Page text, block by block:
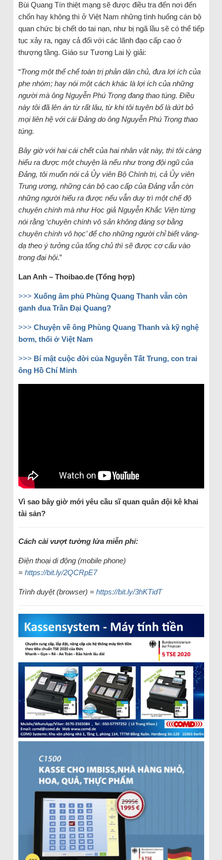
Bùi Quang Tín thiệt mạng sẽ được điều tra đến nơi đến
chốn hay không thì ở Việt Nam những tình huống cán bộ
quan chức bị chết do tai nạn, như bị ngã lầu sẽ có thể tiếp
tục xảy ra, ngay cả đối với các lãnh đạo cấp cao ở
thượng tầng. Giáo sư Tương Lai lý giải:
“Trong một thể chế toàn trị phản dân chủ, đưa lợi ích của
phe nhóm; hay nói một cách khác là lợi ích của những
người mà ông Nguyễn Phú Trọng đang thao túng. Điều
này tôi đã lên án từ rất lâu, từ khi tôi tuyên bố là dứt bỏ
mọi liên hệ với cái Đảng do ông Nguyễn Phú Trọng thao
túng.
Bây giờ với hai cái chết của hai nhân vật này, thì tôi càng
hiểu ra được một chuyện là nếu như trong đội ngũ của
Đảng, tôi muốn nói cả Ủy viên Bộ Chính trị, cả Ủy viên
Trung ương, những cán bộ cao cấp của Đảng vẫn còn
những người hiểu ra được nếu vẫn duy trì một chế độ
chuyên chính mà như Học giả Nguyễn Khắc Viện từng
nói rằng ‘chuyên chính vô sản không đáng sợ bằng
chuyên chính vô học’ để cho những người chỉ biết vâng-
dạ theo ý tưởng của tổng chủ thì sẽ được cơ cấu vào
trong đại hội.”
Lan Anh – Thoibao.de (Tổng hợp)
>>> Xuống âm phủ Phùng Quang Thanh vẫn còn
ganh đua Trần Đại Quang?
>>> Chuyện về ông Phùng Quang Thanh và kỹ nghệ
bơm, thổi ở Việt Nam
>>> Bí mật cuộc đời của Nguyễn Tất Trung, con trai
ông Hồ Chí Minh
Vì sao bây giờ mới yêu cầu sĩ quan quân đội kê khai
tài sản?
Cách cài vượt tường lửa miễn phí:
Điện thoại di động (mobile phone)
= https://bit.ly/2QCRpE7
Trình duyệt (browser) = https://bit.ly/3hKTidT